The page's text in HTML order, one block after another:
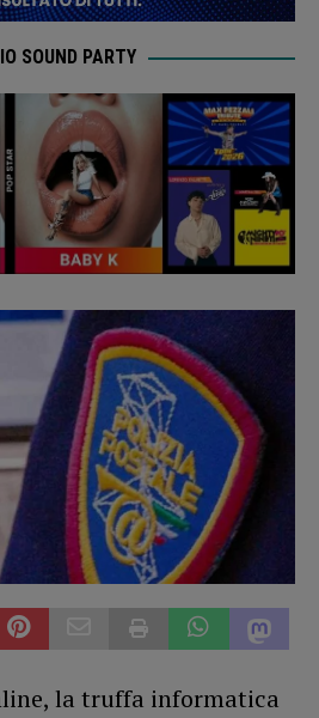
SOUND PARTY
la truffa informatica